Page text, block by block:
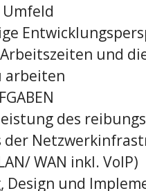
und
arbeiten
des
der
WAN inkl. VoIP)
Design und